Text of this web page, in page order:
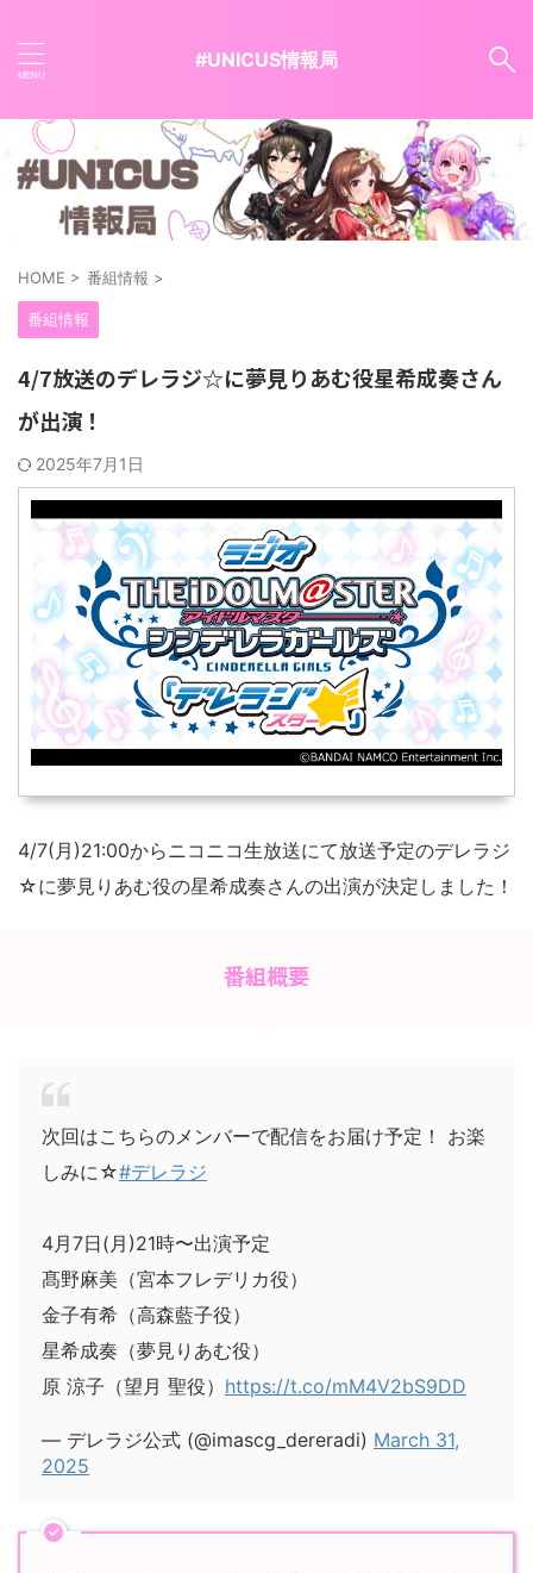
#UNICUS情報局
HOME > 番組情報 >
番組情報
4/7放送のデレラジ☆に夢見りあむ役星希成奏さん
が出演！
2025年7月1日
4/7(月)21:00からニコニコ生放送にて放送予定のデレラジ
☆に夢見りあむ役の星希成奏さんの出演が決定しました！
番組概要
次回はこちらのメンバーで配信をお届け予定！ お楽
しみに☆#デレラジ
4月7日(月)21時〜出演予定
髙野麻美（宮本フレデリカ役）
金子有希（高森藍子役）
星希成奏（夢見りあむ役）
原 涼子（望月 聖役） https://t.co/mM4V2bS9DD
— デレラジ公式 (@imascg_dereradi) March 31,
2025